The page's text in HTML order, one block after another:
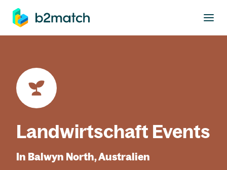
springen
Landwirtschaft Events
In Balwyn North, Australien